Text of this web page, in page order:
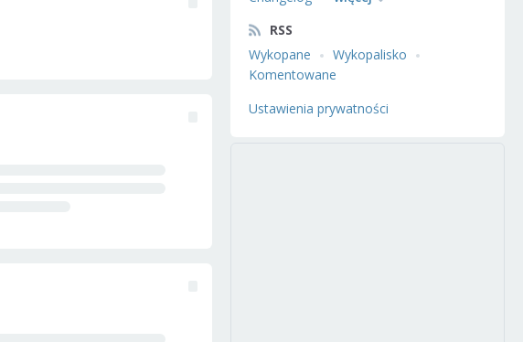
RSS
Wykopane
Wykopalisko
Komentowane
Ustawienia prywatności